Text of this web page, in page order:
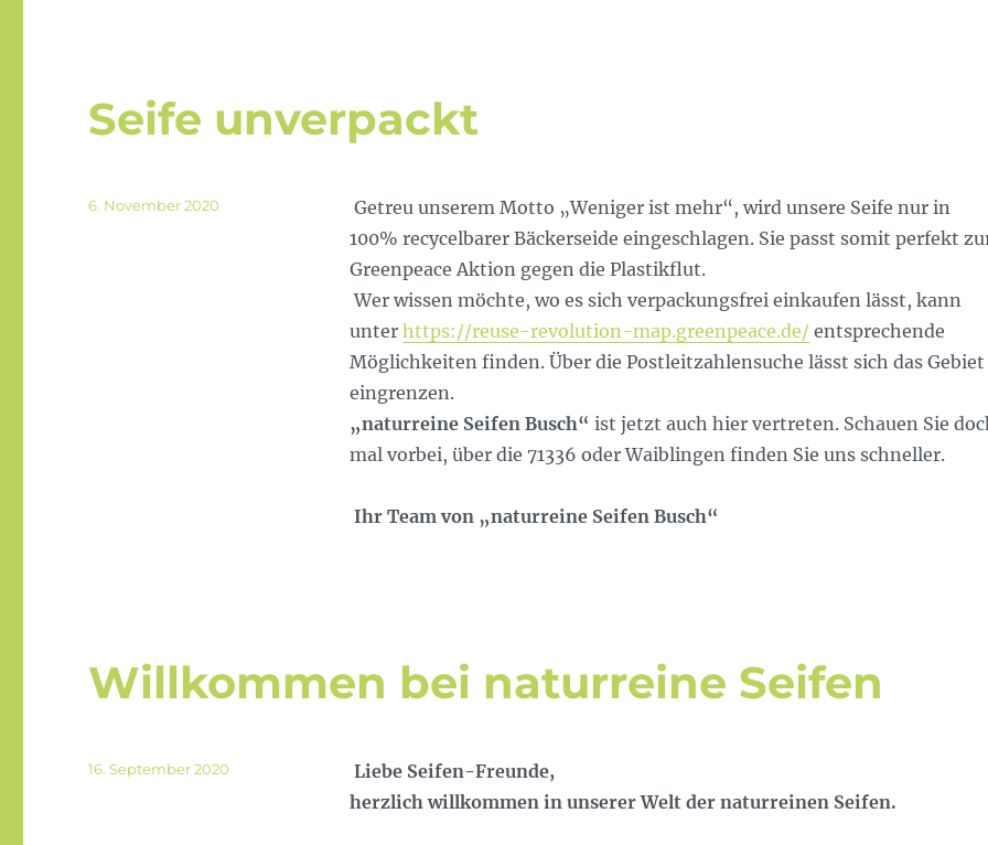
Seife unverpackt
Getreu unserem Motto „Weniger ist mehr“, wird unsere Seife nur in
100% recycelbarer Bäckerseide eingeschlagen. Sie passt somit perfekt
Greenpeace Aktion gegen die Plastikflut.
Wer wissen möchte, wo es sich verpackungsfrei einkaufen lässt, kann
unter https://reuse-revolution-map.greenpeace.de/entsprechende
Möglichkeiten finden. Über die Postleitzahlensuche lässt sich das Gebiet
eingrenzen.
„naturreine Seifen Busch“ ist jetzt auch hier vertreten. Schauen Sie
mal vorbei, über die 71336 oder Waiblingen finden Sie uns schneller.
Ihr Team von „naturreine Seifen Busch“
Veröffentlicht
6. November 2020
Willkommen bei naturreine Seifen
Liebe Seifen-Freunde,
herzlich willkommen in unserer Welt der naturreinen Seifen.
Veröffentlicht
16. September 2020